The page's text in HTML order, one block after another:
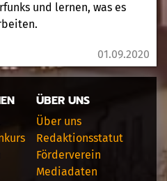
und lernen, was es
01.09.2020
ÜBER UNS
Über uns
Redaktionsstatut
Förderverein
Mediadaten